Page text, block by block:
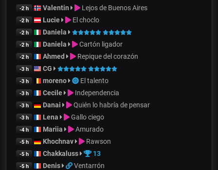
-2 h Valentin Lejos de Buenos Aires
-2 h Lucie El choclo
-2 h Daniela
-2 h Daniela Cartón ligador
-2 h Ahmed Repique del corazón
-3 h CG
-3 h moreno El talento
-3 h Cecile Independencia
-3 h Danai Quién lo habría de pensar
-3 h Lena Gallo ciego
-4 h Mariia Amurado
-5 h Khochnav Rawson
-5 h Chakkaluss 13
-5 h Denis Ventarrón